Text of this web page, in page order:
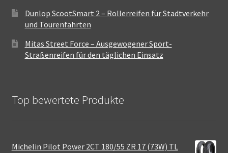
Dunlop ScootSmart 2 – Rollerreifen für Stadtverkehr
und Tourenfahrten
Mitas Street Force – Ausgewogener Sport-
Straßenreifen für den täglichen Einsatz
Top bewertete Produkte
Michelin Pilot Power 2CT 180/55 ZR 17 (73W) TL